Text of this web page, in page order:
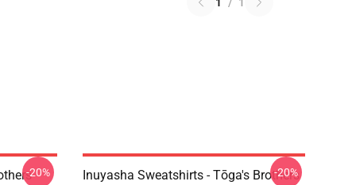
-20%
Inuyasha Sweatshirts - Tōga's Brothers
-20%